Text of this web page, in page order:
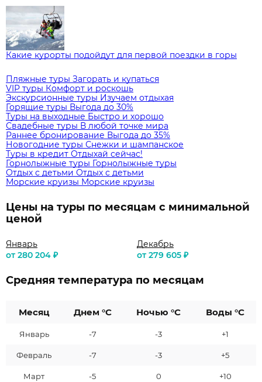
Какие курорты подойдут для первой поездки в горы
Пляжные туры Загорать и купаться
VIP туры Комфорт и роскошь
Экскурсионные туры Изучаем отдыхая
Горящие туры Выгода до 30%
Туры на выходные Быстро и хорошо
Свадебные туры В любой точке мира
Раннее бронирование Выгода до 35%
Новогодние туры Снежки и шампанское
Туры в кредит Отдыхай сейчас!
Горнолыжные туры Горнолыжные туры
Отдых с детьми Отдых с детьми
Морские круизы Морские круизы
Цены на туры по месяцам с минимальной
ценой
Январь
от 280 204 ₽
Декабрь
от 279 605 ₽
Средняя температура по месяцам
Месяц Днем °C Ночью °C Воды °C
Январь -7 -3 +1
Февраль -7 -3 +5
Март -5 0 +10